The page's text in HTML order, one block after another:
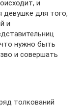
и
девушке для того,
и
нужно быть
и совершать
толкований